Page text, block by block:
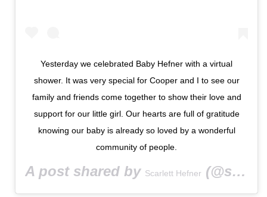
Yesterday we celebrated Baby Hefner with a virtual
shower. It was very special for Cooper and I to see our
family and friends come together to show their love and
support for our little girl. Our hearts are full of gratitude
knowing our baby is already so loved by a wonderful
community of people.
A post shared by Scarlett Hefner (@scarletthefner) on